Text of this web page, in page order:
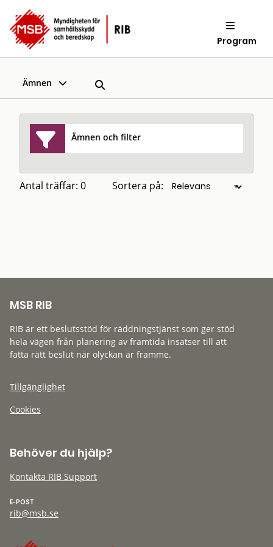
Program
Ämnen
Ämnen och filter
Antal träffar: 0 Sortera på:
MSB RIB
RIB är ett beslutsstöd för räddningstjänst som ger stöd
hela vägen från planering av framtida insatser till att
fatta rätt beslut när olyckan är framme.
Tillgänglighet
Cookies
Behöver du hjälp?
Kontakta RIB Support
E-POST
rib@msb.se